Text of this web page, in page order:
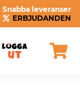
Snabba leveranser
ERBJUDANDEN